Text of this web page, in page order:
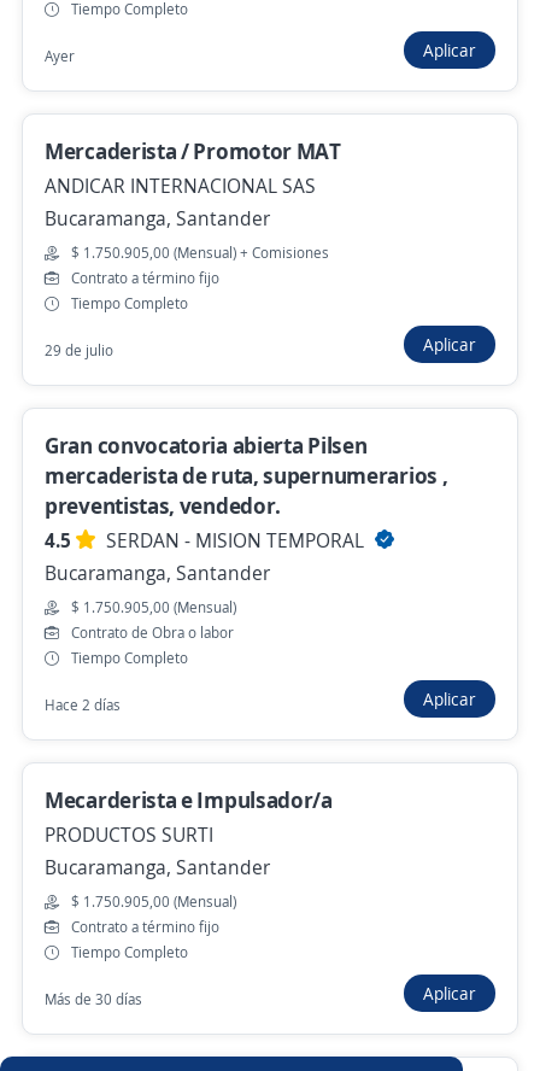
$ 1.750.000,00 (Mensual)
Mercaderista Consumo Masivo Almacenes
de Cadena
4,5
ACTIVOS S A S
Bucaramanga, Santander
Empleo destacado
Mercaderista//Consumo masivo//Con
moto Licencia C2
Gi Group Colombia
Bucaramanga, Santander
$ 2.000.000,00 (Mensual)
Anterior
Nuevas ofertas de empleo
Empleos similares
Auxiliar administrativo/a
Representante comercial Asesor microcrédito
Tiempo Completo
Ayer Aplicar
Mercaderista / Promotor MAT
ANDICAR INTERNACIONAL SAS
Bucaramanga, Santander
$ 1.750.905,00 (Mensual) + Comisiones
Contrato a término fijo
Tiempo Completo
29 de julio Aplicar
Gran convocatoria abierta Pilsen
mercaderista de ruta, supernumerarios ,
preventistas, vendedor.
4.5
SERDAN - MISION TEMPORAL
Bucaramanga, Santander
$ 1.750.905,00 (Mensual)
Contrato de Obra o labor
Tiempo Completo
Hace 2 días Aplicar
Mecarderista e Impulsador/a
PRODUCTOS SURTI
Bucaramanga, Santander
$ 1.750.905,00 (Mensual)
Contrato a término fijo
Tiempo Completo
Más de 30 días Aplicar